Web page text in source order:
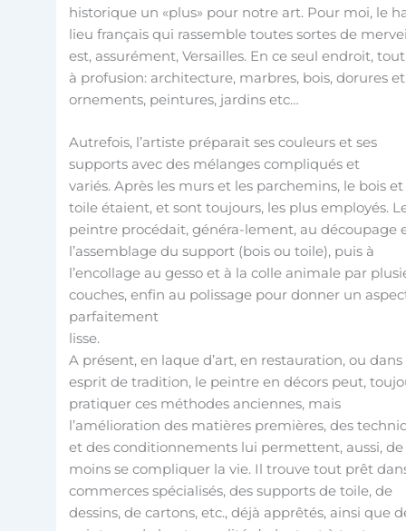
historique un «plus» pour notre art. Pour moi, le
lieu français qui rassemble toutes sortes de
est, assurément, Versailles. En ce seul endroit,
à profusion: architecture, marbres, bois, dorures et
ornements, peintures, jardins etc…
Autrefois, l’artiste préparait ses couleurs et ses
supports avec des mélanges compliqués et
variés. Après les murs et les parchemins, le bois
toile étaient, et sont toujours, les plus employés.
peintre procédait, généra-lement, au découpage
l’assemblage du support (bois ou toile), puis à
l’encollage au gesso et à la colle animale par
couches, enfin au polissage pour donner un
parfaitement
lisse.
A présent, en laque d’art, en restauration, ou
esprit de tradition, le peintre en décors peut,
pratiquer ces méthodes anciennes, mais
l’amélioration des matières premières, des
et des conditionnements lui permettent, aussi, de
moins se compliquer la vie. Il trouve tout prêt
commerces spécialisés, des supports de toile, de
dessins, de cartons, etc., déjà apprêtés, ainsi que